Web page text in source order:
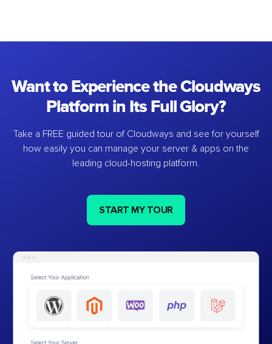
Want to Experience the Cloudways
Platform in Its Full Glory?
Take a FREE guided tour of Cloudways and see for yourself
how easily you can manage your server & apps on the
leading cloud-hosting platform.
START MY TOUR